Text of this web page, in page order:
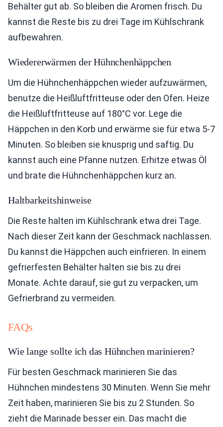
Behälter gut ab. So bleiben die Aromen frisch. Du
kannst die Reste bis zu drei Tage im Kühlschrank
aufbewahren.
Wiedererwärmen der Hühnchenhäppchen
Um die Hühnchenhäppchen wieder aufzuwärmen,
benutze die Heißluftfritteuse oder den Ofen. Heize
die Heißluftfritteuse auf 180°C vor. Lege die
Häppchen in den Korb und erwärme sie für etwa 5-7
Minuten. So bleiben sie knusprig und saftig. Du
kannst auch eine Pfanne nutzen. Erhitze etwas Öl
und brate die Hühnchenhäppchen kurz an.
Haltbarkeitshinweise
Die Reste halten im Kühlschrank etwa drei Tage.
Nach dieser Zeit kann der Geschmack nachlassen.
Du kannst die Häppchen auch einfrieren. In einem
gefrierfesten Behälter halten sie bis zu drei
Monate. Achte darauf, sie gut zu verpacken, um
Gefrierbrand zu vermeiden.
FAQs
Wie lange sollte ich das Hühnchen marinieren?
Für besten Geschmack marinieren Sie das
Hühnchen mindestens 30 Minuten. Wenn Sie mehr
Zeit haben, marinieren Sie bis zu 2 Stunden. So
zieht die Marinade besser ein. Das macht die